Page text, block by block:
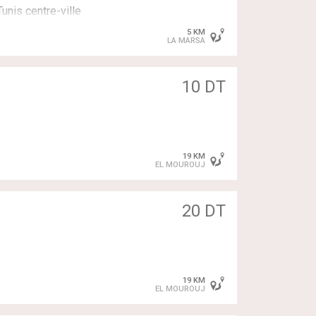
centre-ville
5 KM
LA MARSA
10 DT
19 KM
EL MOUROUJ
20 DT
19 KM
EL MOUROUJ